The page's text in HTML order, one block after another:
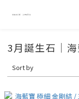
3月誕生石｜
Sort by